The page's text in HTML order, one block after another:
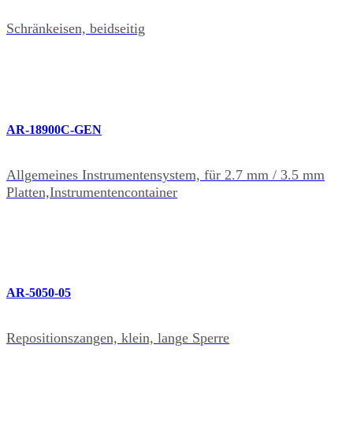
Schränkeisen, beidseitig
AR-18900C-GEN
Allgemeines Instrumentensystem, für 2.7 mm / 3.5 mm
Platten,Instrumentencontainer
AR-5050-05
Repositionszangen, klein, lange Sperre